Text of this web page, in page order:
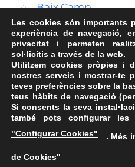
Baix Camp
ASSEMBLEA
Les cookies són importants
experiència de navegació,
privacitat i permeten
sol·licitis a través de la web.
Utilitzem cookies pròpies i
nostres serveis i mostrar-te
teves preferències sobre la
teus hàbits de navegació
Si consents la seva
també pots configurar les
"Configurar Cookies"
. Més
de Cookies"